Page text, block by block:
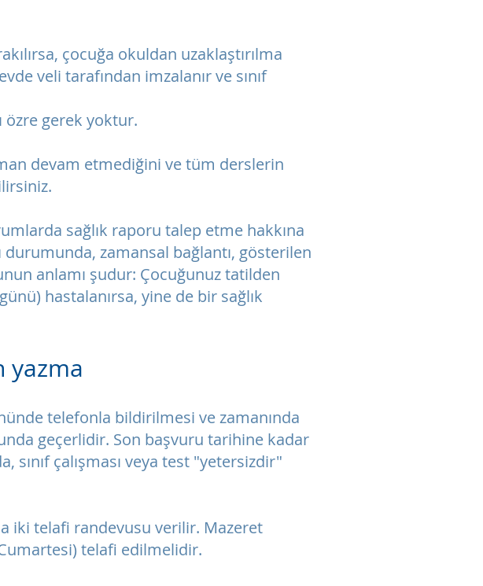
çocuğa okuldan uzaklaştırılma
veli tarafından imzalanır ve sınıf
özre gerek yoktur.
devam etmediğini ve tüm derslerin
sağlık raporu talep etme hakkına
zamansal bağlantı, gösterilen
anlamı şudur: Çocuğunuz tatilden
hastalanırsa, yine de bir sağlık
yazma
telefonla bildirilmesi ve zamanında
geçerlidir. Son başvuru tarihine kadar
çalışması veya test "yetersizdir"
iki telafi randevusu verilir. Mazeret
telafi edilmelidir.